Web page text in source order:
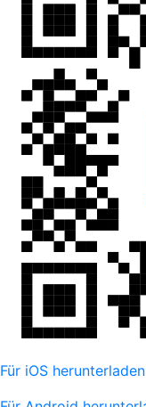
Für iOS herunterladen